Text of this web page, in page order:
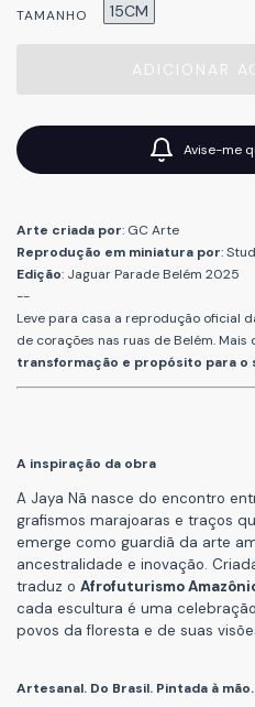
TAMANHO 15CM
Avise-me
Arte criada por: GC Arte
Reprodução em miniatura por:
Edição: Jaguar Parade Belém 2025
--
Leve para casa a reprodução oficial
de corações nas ruas de Belém. Mais
transformação e propósito para o
A inspiração da obra
A Jaya Nã nasce do encontro
grafismos marajoaras e traços
emerge como guardiã da arte
ancestralidade e inovação.
traduz o Afrofuturismo
cada escultura é uma
povos da floresta e de suas
Artesanal. Do Brasil. Pintada à mão.